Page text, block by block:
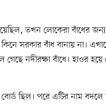
তখন লোকেরা বাঁধের
সরকার বাঁধ বানায় না।
গেছে নদীরক্ষা বাঁধে। হাওর হয়ে
ছিল। পরে এটির নাম